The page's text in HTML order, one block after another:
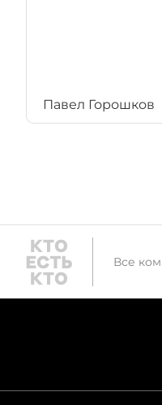
Павел Горошков
Все